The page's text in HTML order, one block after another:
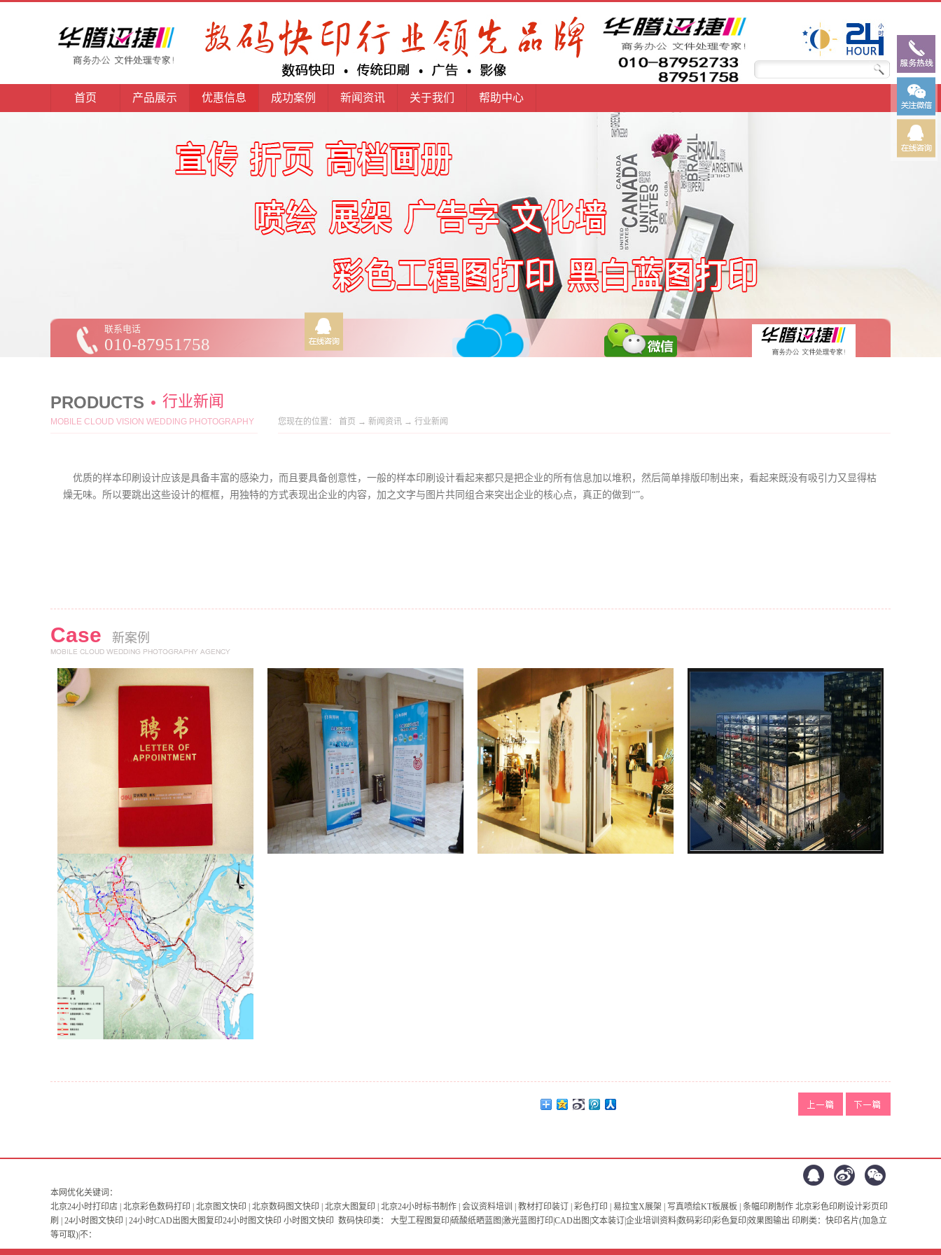
首页 产品展示 优惠信息 成功案例 新闻资讯 关于我们 帮助中心
010-87951758
联系电话
行业新闻
PRODUCTS
MOBILE CLOUD VISION WEDDING PHOTOGRAPHY 您现在的位置： 首页 → 新闻资讯 → 行业新闻
优质的样本印刷设计应该是具备丰富的感染力，而且要具备创意性，一般的样本印刷设计看起来都只是把企业的所有信息加以堆积，然后简单排版印制出来，看起来既没有吸引力又显得枯
燥无味。所以要跳出这些设计的框框，用独特的方式表现出企业的内容，加之文字与图片共同组合来突出企业的核心点，真正的做到“”。
Case 新案例
More More More
上
刷能为公司 刷能为公司
本网优化关键词：
北京24小时打印店 | 北京彩色数码打印 | 北京图文快印 | 北京数码图文快印 | 北京大图复印 | 北京24小时标书制作 | 会议资料培训 | 教材打印装订 | 彩色打印 | 易拉宝X展架 | 写真喷绘KT板展板 | 条幅印刷制作 北京彩色印刷设计彩页印
刷 | 24小时图文快印 | 24小时CAD出图大图复印24小时图文快印 小时图文快印 数码快印类： 大型工程图复印|硫酸纸晒蓝图|激光蓝图打印|CAD出图|文本装订|企业培训资料|数码彩印|彩色复印|效果图输出 印刷类：快印名片(加急立
等可取)|不：